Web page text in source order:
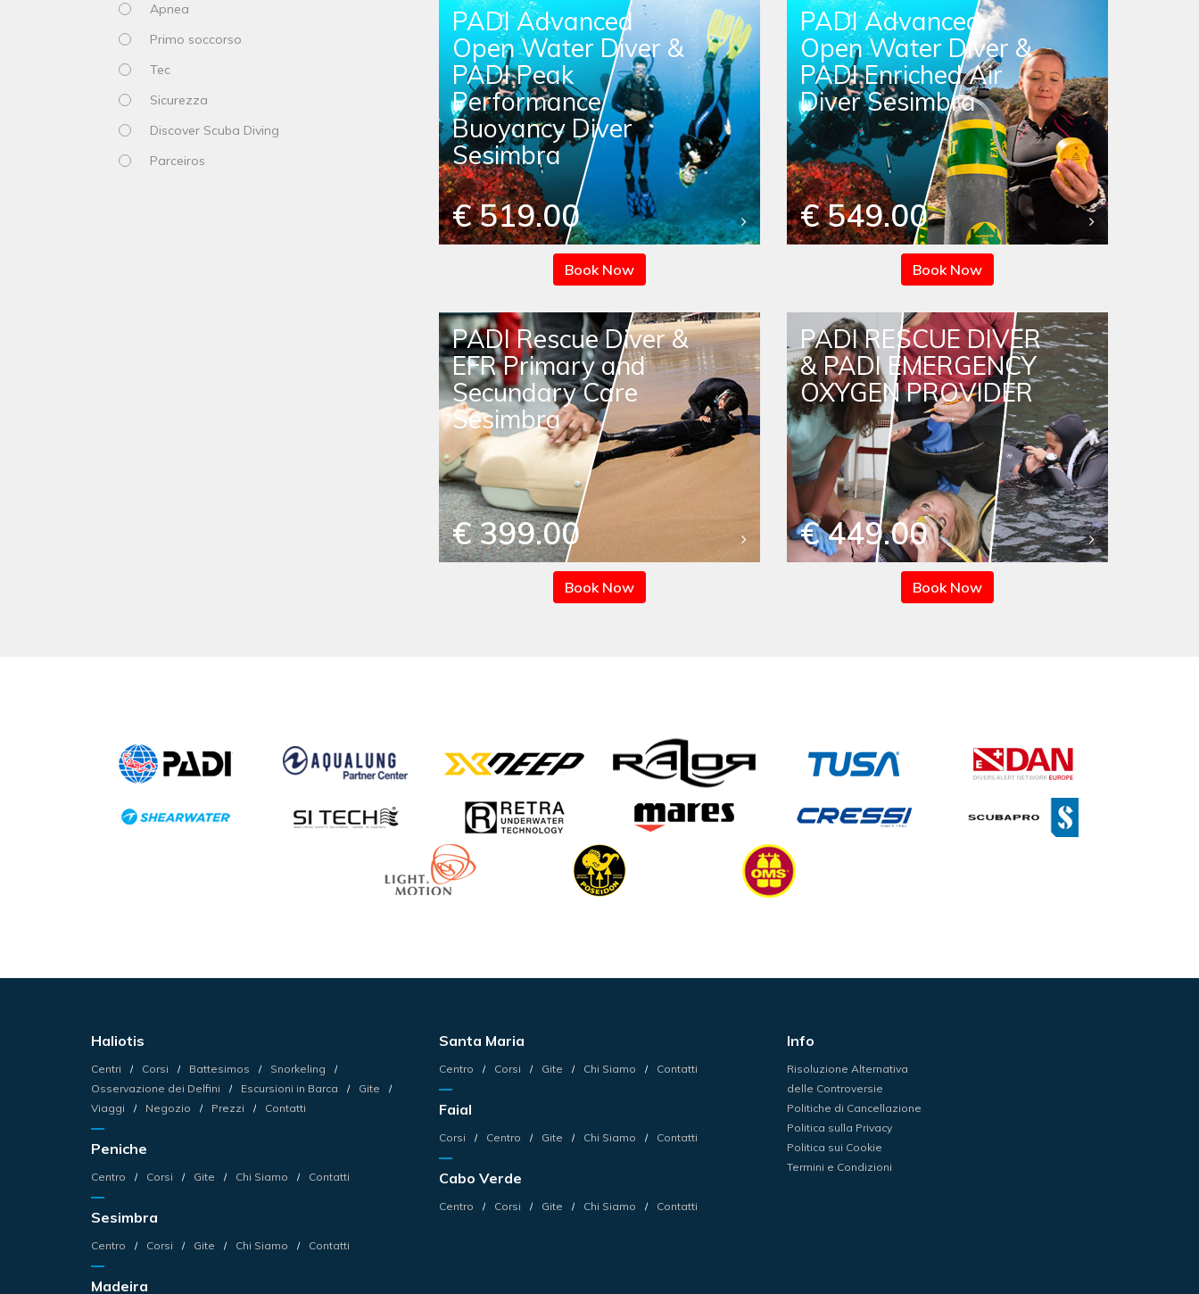
Apnea
Primo soccorso
Tec
Sicurezza
Discover Scuba Diving
Parceiros
PADI Advanced
Open Water Diver &
PADI Peak
Performance
Buoyancy Diver
Sesimbra
€ 519.00
Book Now
PADI Advanced
Open Water Diver &
PADI Enriched Air
Diver Sesimbra
€ 549.00
Book Now
PADI Rescue Diver &
EFR Primary and
Secundary Care
Sesimbra
€ 399.00
Book Now
PADI RESCUE DIVER
& PADI EMERGENCY
OXYGEN PROVIDER
€ 449.00
Book Now
Haliotis
Centri Corsi Battesimos
Snorkeling
Osservazione dei Delfini
Escursioni in Barca
Gite
Viaggi
Negozio Prezzi Contatti
Peniche
Centro Corsi Gite Chi Siamo Contatti
Sesimbra
Centro Corsi Gite Chi Siamo Contatti
Madeira
Santa Maria
Centro Corsi Gite Chi Siamo Contatti
Faial
Corsi Centro Gite Chi Siamo Contatti
Cabo Verde
Centro Corsi Gite Chi Siamo Contatti
Info
Risoluzione Alternativa
delle Controversie
Politiche di Cancellazione
Politica sulla Privacy
Politica sui Cookie
Termini e Condizioni